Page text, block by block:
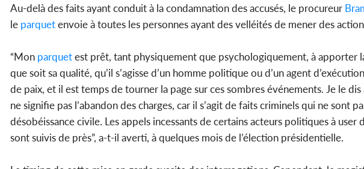
Au-delà des faits ayant conduit à la condamnation des accusés, le procureur
le parquetenvoie à toutes les personnes ayant des velléités de mener des
“Mon parquetest prêt, tant physiquement que psychologiquement, à apporter
que soit sa qualité, qu’il s’agisse d’un homme politique ou d’un agent
de paix, et il est temps de tourner la page sur ces sombres événements. Je le
ne signifie pas l’abandon des charges, car il s’agit de faits criminels qui ne sont
désobéissance civile. Les appels incessants de certains acteurs politiques à
sont suivis de près”, a-t-il averti, à quelques mois de l’élection présidentielle.